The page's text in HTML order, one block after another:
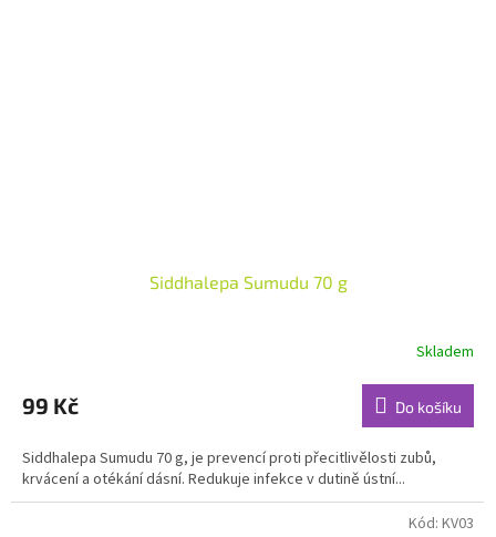
Siddhalepa Sumudu 70 g
produktu
je
z
5
hvězdiček.
Skladem
99 Kč Do košíku
Siddhalepa Sumudu 70 g, je prevencí proti přecitlivělosti zubů,
krvácení a otékání dásní. Redukuje infekce v dutině ústní...
Kód: KV03